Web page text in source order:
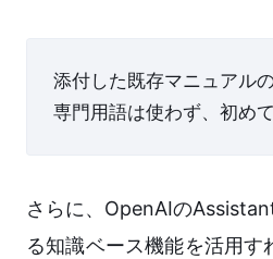
添付した既存マニュアル
さらに、OpenAIの
る知識ベース機能を活用す